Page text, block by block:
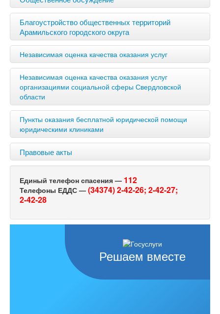
Благоустройство общественных территорий
Арамильского городского округа
Независимая оценка качества оказания услуг
Независимая оценка качества оказания услуг
организациями социальной сферы Свердловской
области
Пункты оказания бесплатной юридической помощи
юридическими клиниками
Правовые акты
Единый телефон спасения — 112
Телефоны ЕДДС — (34374) 2-42-26; 2-42-27;
2-42-28
Решаем вместе